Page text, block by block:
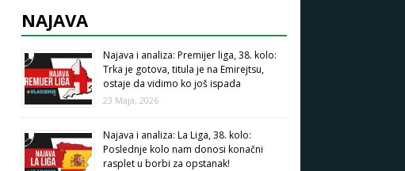
NAJAVA
Najava i analiza: Premijer liga, 38. kolo:
Trka je gotova, titula je na Emirejtsu,
ostaje da vidimo ko još ispada
23 Maja, 2026
Najava i analiza: La Liga, 38. kolo:
Poslednje kolo nam donosi konačni
rasplet u borbi za opstanak!